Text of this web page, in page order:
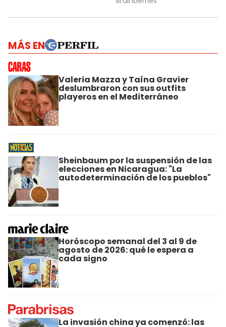
MÁS EN
Valeria Mazza y Taína Gravier
deslumbraron con sus outfits
playeros en el Mediterráneo
Sheinbaum por la suspensión de las
elecciones en Nicaragua: "La
autodeterminación de los pueblos"
Horóscopo semanal del 3 al 9 de
agosto de 2026: qué le espera a
cada signo
La invasión china ya comenzó: las